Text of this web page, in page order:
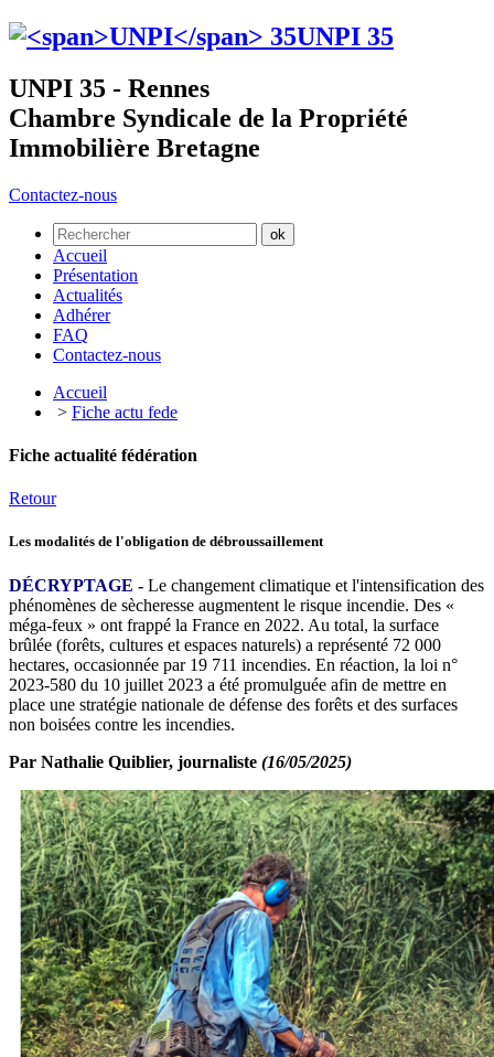
UNPI 35
UNPI 35 - Rennes
Chambre Syndicale de la Propriété
Immobilière Bretagne
Contactez-nous
Accueil
Présentation
Actualités
Adhérer
FAQ
Contactez-nous
Accueil
> Fiche actu fede
Fiche actualité fédération
Retour
Les modalités de l'obligation de débroussaillement
DÉCRYPTAGE - Le changement climatique et l'intensification des
phénomènes de sècheresse augmentent le risque incendie. Des «
méga-feux » ont frappé la France en 2022. Au total, la surface
brûlée (forêts, cultures et espaces naturels) a représenté 72 000
hectares, occasionnée par 19 711 incendies. En réaction, la loi n°
2023-580 du 10 juillet 2023 a été promulguée afin de mettre en
place une stratégie nationale de défense des forêts et des surfaces
non boisées contre les incendies.
Par Nathalie Quiblier, journaliste (16/05/2025)